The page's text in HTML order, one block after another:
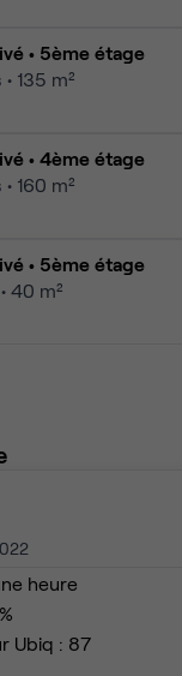
• 5ème étage
135 m²
• 4ème étage
160 m²
• 5ème étage
40 m²
heure
Ubiq : 87